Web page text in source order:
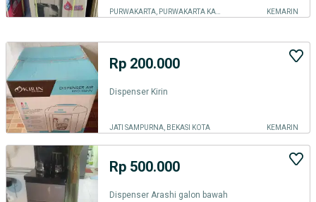
KEMARIN
Rp 200.000
Dispenser Kirin
JATI SAMPURNA, BEKASI KOTA KEMARIN
Rp 500.000
Dispenser Arashi galon bawah